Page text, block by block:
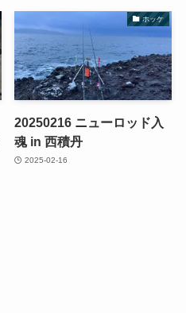
ホッケ
20250216 ニューロッド入
魂 in 西積丹
2025-02-16